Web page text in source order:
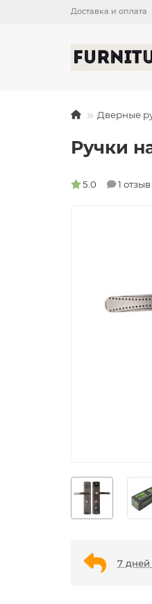
Доставка и оплата
Дверные
Ручки
5.0 1 отзыв
7 дней